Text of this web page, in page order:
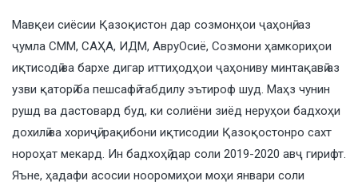
Мавқеи сиёсии Қазоқистон дар созмонҳои ҷаҳонӣ, аз
ҷумла СММ, САҲА, ИДМ, АвруОсиё, Созмони ҳамкориҳои
иқтисодӣ ва бархе дигар иттиҳодҳои ҷаҳониву минтақавӣ аз
узви қаторӣ ба пешсафӣ табдилу эътироф шуд. Маҳз чунин
рушд ва дастовард буд, ки солиёни зиёд неруҳои бадхоҳи
дохилӣ ва хориҷӣ, рақибони иқтисодии Қазоқостонро сахт
нороҳат мекард. Ин бадхоҳӣ дар соли 2019-2020 авҷ гирифт.
Яъне, ҳадафи асосии нооромиҳои моҳи январи соли